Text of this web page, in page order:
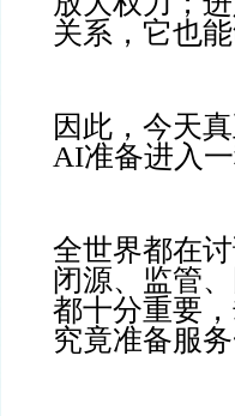
关系，它也
因此，今天
AI准备进入
全世界都在
闭源、监管
都十分重要
究竟准备服